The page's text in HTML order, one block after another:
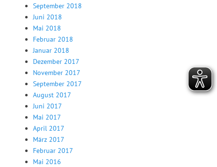
September 2018
Juni 2018
Mai 2018
Februar 2018
Januar 2018
Dezember 2017
November 2017
September 2017
August 2017
Juni 2017
Mai 2017
April 2017
März 2017
Februar 2017
Mai 2016